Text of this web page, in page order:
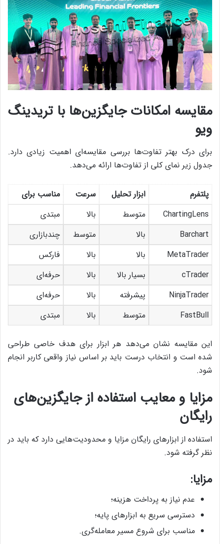
مقایسه امکانات جایگزین‌ها با تریدینگ
ویو
برای درک بهتر تفاوت‌ها بررسی مقایسه‌ای اهمیت زیادی دارد.
جدول زیر نمای کلی از تفاوت‌ها ارائه می‌دهد.
پلتفرم ابزار تحلیل سرعت
مناسب برای
ChartingLens
متوسط بالا
مبتدی
Barchart
بالا متوسط
چندبازاری
MetaTrader
بالا بالا
فارکس
cTrader
بسیار بالا بالا
حرفه‌ای
NinjaTrader
پیشرفته بالا
حرفه‌ای
FastBull
متوسط بالا مبتدی
این مقایسه نشان می‌دهد هر ابزار برای هدف خاصی طراحی
شده است و انتخاب درست باید بر اساس نیاز واقعی کاربر انجام
شود.
مزایا و معایب استفاده از جایگزین‌های
رایگان
استفاده از ابزارهای رایگان مزایا و محدودیت‌هایی دارد که باید در
نظر گرفته شود.
مزایا:
عدم نیاز به پرداخت هزینه؛
دسترسی سریع به ابزارهای پایه؛
مناسب برای شروع مسیر معامله‌گری.